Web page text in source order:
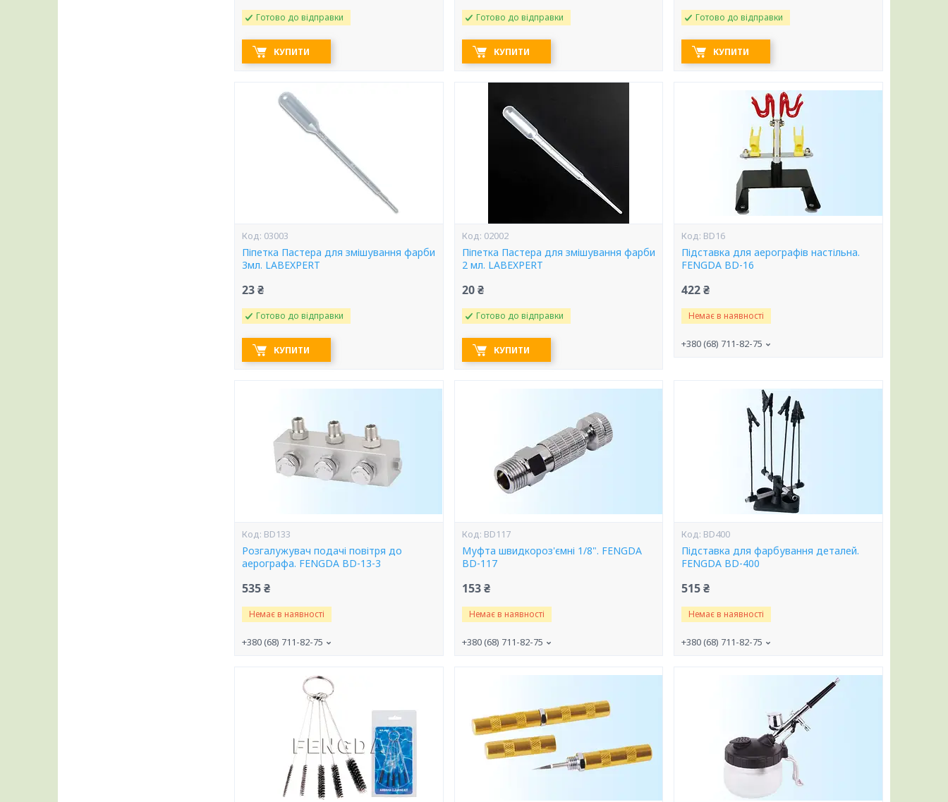
Готово до відправки
КУПИТИ
Готово до відправки
КУПИТИ
Готово до відправки
КУПИТИ
03003
Піпетка Пастера для змішування фарби
3мл. LABEXPERT
23 ₴
Готово до відправки
КУПИТИ
02002
Піпетка Пастера для змішування фарби
2 мл. LABEXPERT
20 ₴
Готово до відправки
КУПИТИ
BD16
Підставка для аерографів настільна.
FENGDA BD-16
422 ₴
Немає в наявності
+380 (68) 711-82-75
BD133
Розгалужувач подачі повітря до
аерографа. FENGDA BD-13-3
535 ₴
Немає в наявності
+380 (68) 711-82-75
BD117
Муфта швидкороз'ємні 1/8". FENGDA
BD-117
153 ₴
Немає в наявності
+380 (68) 711-82-75
BD400
Підставка для фарбування деталей.
FENGDA BD-400
515 ₴
Немає в наявності
+380 (68) 711-82-75